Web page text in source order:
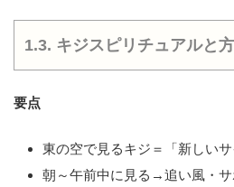
1.3. キジスピリチュアルと
要点
東の空で見るキジ＝「新しい
朝～午前中に見る→追い風・サ